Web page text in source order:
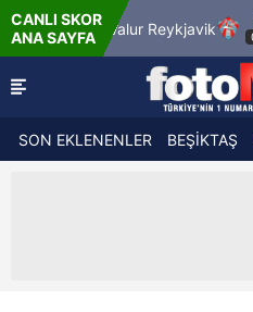
CANLI SKOR
ANA SAYFA
Valur Reykjavik
81'
0 -2
SON EKLENENLER BEŞİKTAŞ